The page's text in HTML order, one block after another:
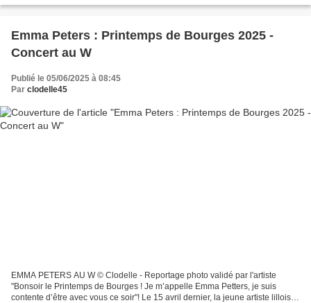
Emma Peters : Printemps de Bourges 2025 -
Concert au W
Publié le 05/06/2025 à 08:45
Par clodelle45
EMMA PETERS AU W © Clodelle - Reportage photo validé par l'artiste
"Bonsoir le Printemps de Bourges ! Je m’appelle Emma Petters, je suis
contente d’être avec vous ce soir"! Le 15 avril dernier, la jeune artiste lilloise